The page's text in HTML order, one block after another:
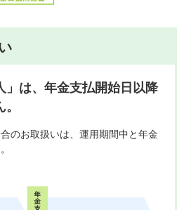
」は、年金支払開始日以降
のお取扱いは、運用期間中と年金